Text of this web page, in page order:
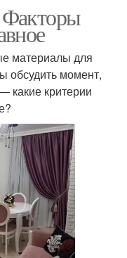
материалы для
обсудить момент,
какие критерии